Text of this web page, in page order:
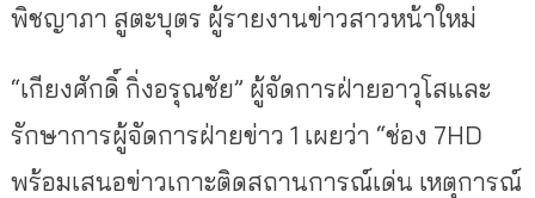
พิชญาภา สูตะบุตร ผู้รายงานข่าวสาวหน้าใหม่
“เกียงศักดิ์ กิ่งอรุณชัย” ผู้จัดการฝ่ายอาวุโสและ
รักษาการผู้จัดการฝ่ายข่าว 1 เผยว่า “ช่อง 7HD
พร้อมเสนอข่าวเกาะติดสถานการณ์เด่น เหตุการณ์